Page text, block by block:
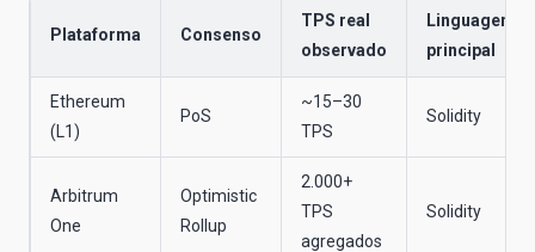
Plataforma Consenso
TPS real
observado
Linguagem
principal
Ethereum
(L1)
PoS
~15–30
TPS
Solidity
Arbitrum
One
Optimistic
Rollup
2.000+
TPS
agregados
Solidity